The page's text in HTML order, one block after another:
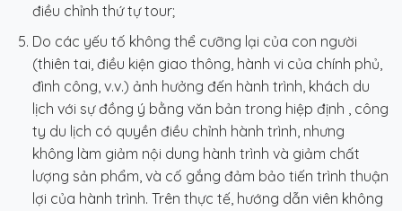
điều chỉnh thứ tự tour;
Do các yếu tố không thể cưỡng lại của con người
(thiên tai, điều kiện giao thông, hành vi của chính phủ,
đình công, v.v.) ảnh hưởng đến hành trình, khách du
lịch với sự đồng ý bằng văn bản trong hiệp định , công
ty du lịch có quyền điều chỉnh hành trình, nhưng
không làm giảm nội dung hành trình và giảm chất
lượng sản phẩm, và cố gắng đảm bảo tiến trình thuận
lợi của hành trình. Trên thực tế, hướng dẫn viên không